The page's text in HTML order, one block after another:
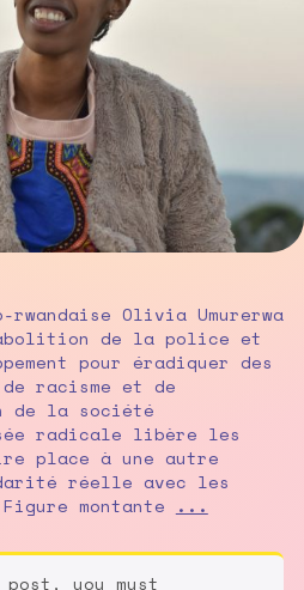
Olivia Umurerwa
de la police et
pour éradiquer des
racisme et de
de la société
radicale libère les
place à une autre
réelle avec les
montante
...
Rutazibwa
you must